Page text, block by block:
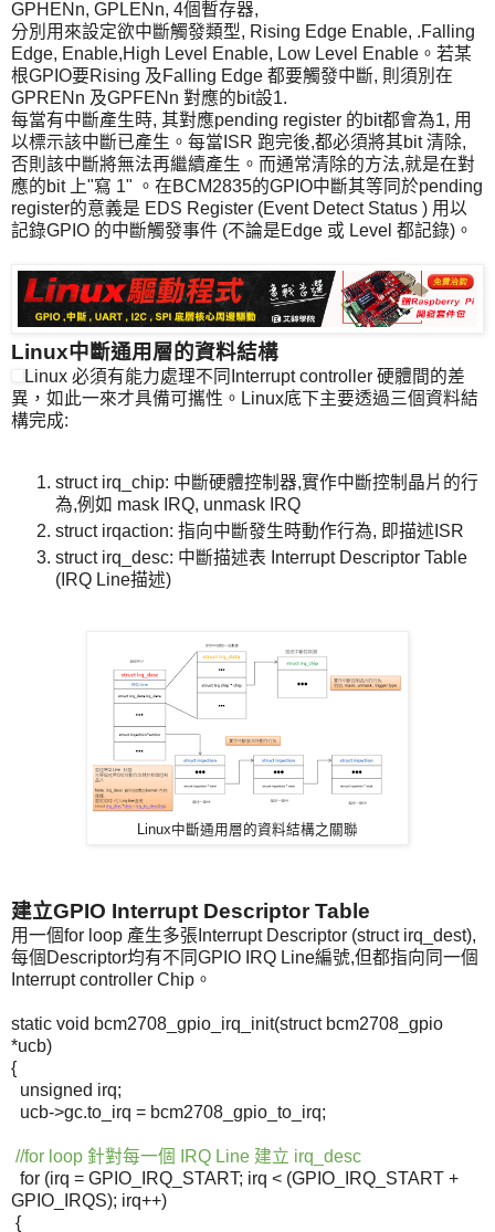
GPHENn, GPLENn, 4個暫存器,
分別用來設定欲中斷觸發類型, Rising Edge Enable, .Falling
Edge, Enable,High Level Enable, Low Level Enable。若某
根GPIO要Rising 及Falling Edge 都要觸發中斷, 則須別在
GPRENn 及GPFENn 對應的bit設1.
每當有中斷產生時, 其對應pending register 的bit都會為1, 用
以標示該中斷已產生。每當ISR 跑完後,都必須將其bit 清除,
否則該中斷將無法再繼續產生。而通常清除的方法,就是在對
應的bit 上"寫 1" 。在BCM2835的GPIO中斷其等同於pending
register的意義是 EDS Register (Event Detect Status ) 用以
記錄GPIO 的中斷觸發事件 (不論是Edge 或 Level 都記錄)。
Linux中斷通用層的資料結構
Linux 必須有能力處理不同Interrupt controller 硬體間的差
異，如此一來才具備可攜性。Linux底下主要透過三個資料結
構完成:
struct irq_chip: 中斷硬體控制器,實作中斷控制晶片的行
為,例如 mask IRQ, unmask IRQ
struct irqaction: 指向中斷發生時動作行為, 即描述ISR
struct irq_desc: 中斷描述表 Interrupt Descriptor Table
(IRQ Line描述)
Linux中斷通用層的資料結構之關聯
建立GPIO Interrupt Descriptor Table
用一個for loop 產生多張Interrupt Descriptor (struct irq_dest),
每個Descriptor均有不同GPIO IRQ Line編號,但都指向同一個
Interrupt controller Chip。
static void bcm2708_gpio_irq_init(structbcm2708_gpio
*ucb)
{
unsigned irq;
ucb->gc.to_irq = bcm2708_gpio_to_irq;
//for loop 針對每一個 IRQ Line 建立 irq_desc
for (irq = GPIO_IRQ_START; irq < (GPIO_IRQ_START +
GPIO_IRQS); irq++)
{